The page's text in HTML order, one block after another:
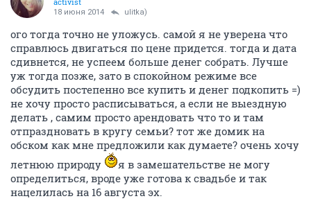
18 июня 2014 ulitka)
ого тогда точно не уложусь. самой я не уверена что
справлюсь двигаться по цене придется. тогда и дата
сдивнется, не успеем больше денег собрать. Лучше
уж тогда позже, зато в спокойном режиме все
обсудить постепенно все купить и денег подкопить =)
не хочу просто расписываться, а если не выездную
делать , самим просто арендовать что то и там
отпраздновать в кругу семьи? тот же домик на
обском как мне предложили как думаете? очень хочу
летнюю природу
я в замешательстве не могу
определиться, вроде уже готова к свадьбе и так
нацелилась на 16 августа эх.